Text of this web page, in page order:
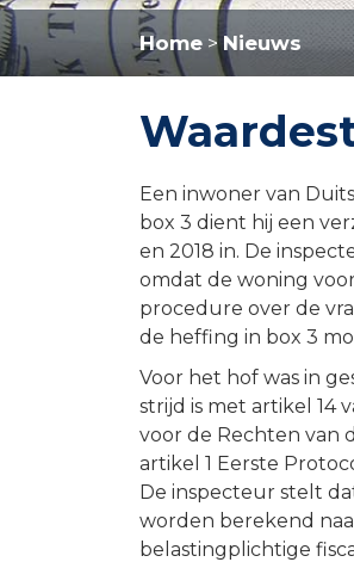
Home > Nieuws
Een inwoner van
box 3 dient hij een
en 2018 in. De
omdat de woning
procedure over de
de heffing in box 3
Voor het hof was in
strijd is met artikel 14
voor de Rechten van
artikel 1 Eerste
De inspecteur stelt
worden berekend
belastingplichtige